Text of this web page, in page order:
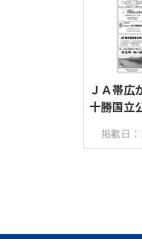
ＪＡ帯
十勝国立
掲載日